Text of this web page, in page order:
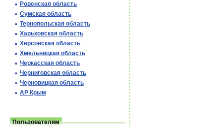
Ровенская область
Сумская область
Тернопольская область
Харьковская область
Херсонская область
Хмельницкая область
Черкасская область
Черниговская область
Черновицкая область
АР Крым
Пользователям